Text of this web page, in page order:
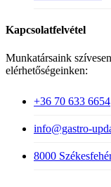
Kapcsolatfelvétel
Munkatársaink
elérhetőségeinken:
+36 70 633 6654
info@gastro-
8000